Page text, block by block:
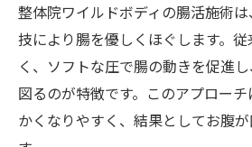
整体院ワイルドボディの腸活施術
技により腸を優しくほぐします。
く、ソフトな圧で腸の動きを促進
図るのが特徴です。このアプロー
かくなりやすく、結果としてお腹